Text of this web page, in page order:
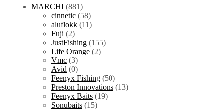
MARCHI (881)
cinnetic (58)
aluflokk (11)
Fuji (2)
JustFishing (155)
Life Orange (2)
Vmc (3)
Avid (0)
Feenyx Fishing (50)
Preston Innovations (13)
Feenyx Baits (19)
Sonubaits (15)